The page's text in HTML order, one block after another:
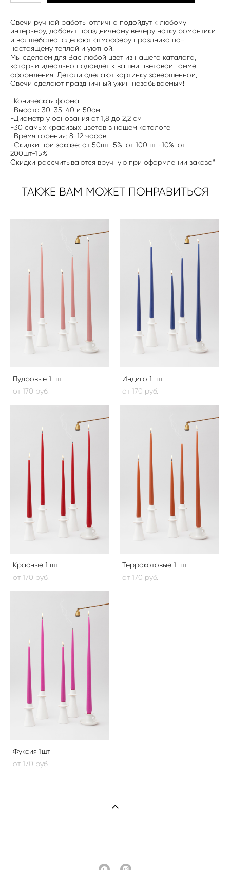
Свечи ручной работы отлично подойдут к любому
интерьеру, добавят праздничному вечеру нотку романтики
и волшебства, сделают атмосферу праздника по-
настоящему теплой и уютной.
Мы сделаем для Вас любой цвет из нашего каталога,
который идеально подойдет к вашей цветовой гамме
оформления. Детали сделают картинку завершенной,
Свечи сделают праздничный ужин незабываемым!
-Коническая форма
-Высота 30, 35, 40 и 50см
-Диаметр у основания от 1,8 до 2,2 см
-30 самых красивых цветов в нашем каталоге
-Время горения: 8-12 часов
-Скидки при заказе: от 50шт-5%, от 100шт -10%, от
200шт-15%
Скидки рассчитываются вручную при оформлении заказа*
ТАКЖЕ ВАМ МОЖЕТ ПОНРАВИТЬСЯ
Пудровые 1 шт
от 170 pуб.
Индиго 1 шт
от 170 pуб.
Красные 1 шт
от 170 pуб.
Терракотовые 1 шт
от 170 pуб.
Фуксия 1шт
от 170 pуб.